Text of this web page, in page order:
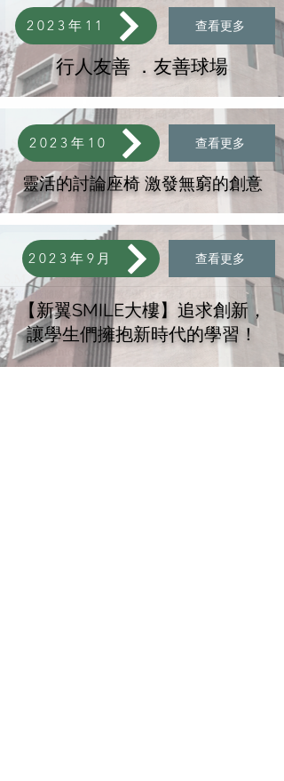
2023年11 查看更多
行人友善 ．友善球場
2023年10 查看更多
靈活的討論座椅 激發無窮的創意
2023年9月 查看更多
【新翼SMILE大樓】追求創新，
讓學生們擁抱新時代的學習！